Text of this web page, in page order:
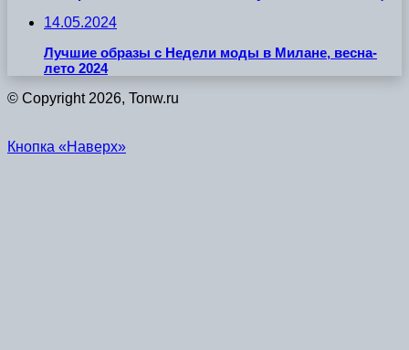
14.05.2024
Лучшие образы с Недели моды в Милане, весна-
лето 2024
© Copyright 2026, Tonw.ru
Кнопка «Наверх»